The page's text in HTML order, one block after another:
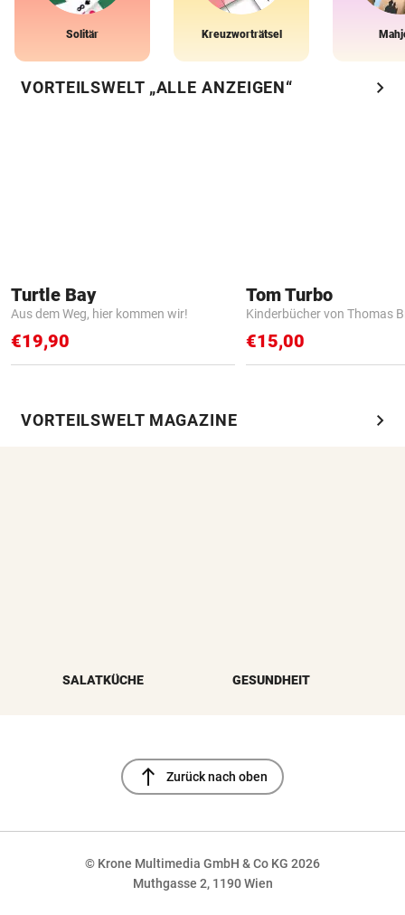
Solitär Kreuzworträtsel
VORTEILSWELT „ALLE ANZEIGEN“ chevron_right
Turtle Bay
Aus dem Weg, hier kommen wir!
€19,90
Tom Turbo
Kinderbücher von Thomas
€15,00
VORTEILSWELT MAGAZINE chevron_right
SALATKÜCHE GESUNDHEIT
north Zurück nach oben
© Krone Multimedia GmbH & Co KG 2026
Muthgasse 2, 1190 Wien